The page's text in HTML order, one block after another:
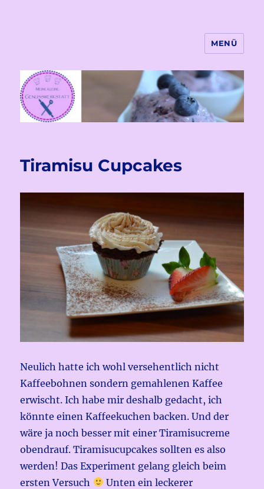
Meine kleine Genusswekstatt
MENÜ
Tiramisu Cupcakes
Neulich hatte ich wohl versehentlich nicht
Kaffeebohnen sondern gemahlenen Kaffee
erwischt. Ich habe mir deshalb gedacht, ich
könnte einen Kaffeekuchen backen. Und der
wäre ja noch besser mit einer Tiramisucreme
obendrauf. Tiramisucupcakes sollten es also
werden! Das Experiment gelang gleich beim
ersten Versuch
Unten ein leckerer